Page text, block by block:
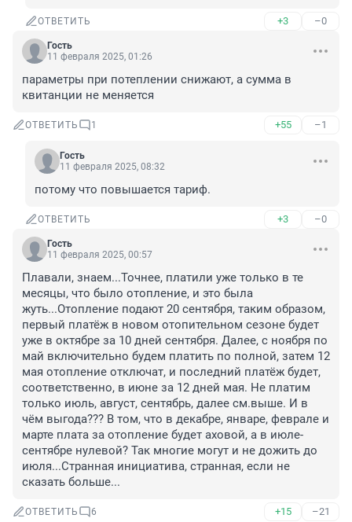
ОТВЕТИТЬ +3 –0
Гость
11 февраля 2025, 01:26
параметры при потеплении снижают, а сумма в
квитанции не меняется
ОТВЕТИТЬ 1 +55 –1
Гость
11 февраля 2025, 08:32
потому что повышается тариф.
ОТВЕТИТЬ +3 –0
Гость
11 февраля 2025, 00:57
Плавали, знаем...Точнее, платили уже только в те
месяцы, что было отопление, и это была
жуть...Отопление подают 20 сентября, таким образом,
первый платёж в новом отопительном сезоне будет
уже в октябре за 10 дней сентября. Далее, с ноября по
май включительно будем платить по полной, затем 12
мая отопление отключат, и последний платёж будет,
соответственно, в июне за 12 дней мая. Не платим
только июль, август, сентябрь, далее см.выше. И в
чём выгода??? В том, что в декабре, январе, феврале и
марте плата за отопление будет аховой, а в июле-
сентябре нулевой? Так многие могут и не дожить до
июля...Странная инициатива, странная, если не
сказать больше...
ОТВЕТИТЬ 6 +15 –21